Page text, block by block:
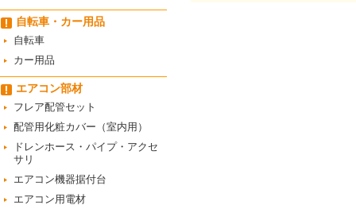
自転車・カー用品
自転車
カー用品
エアコン部材
フレア配管セット
配管用化粧カバー（室内用）
ドレンホース・パイプ・アクセ
サリ
エアコン機器据付台
エアコン用電材